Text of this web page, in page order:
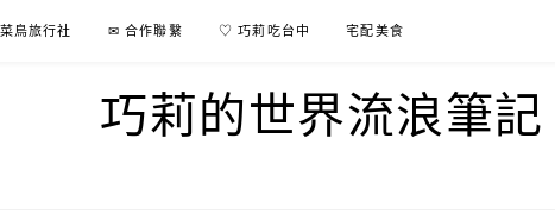
菜鳥旅行社 ✉ 合作聯繫 ♡ 巧莉吃台中 宅配美食
巧莉的世界流浪筆記